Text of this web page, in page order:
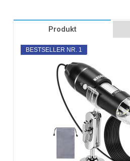
Produkt
BESTSELLER NR. 1